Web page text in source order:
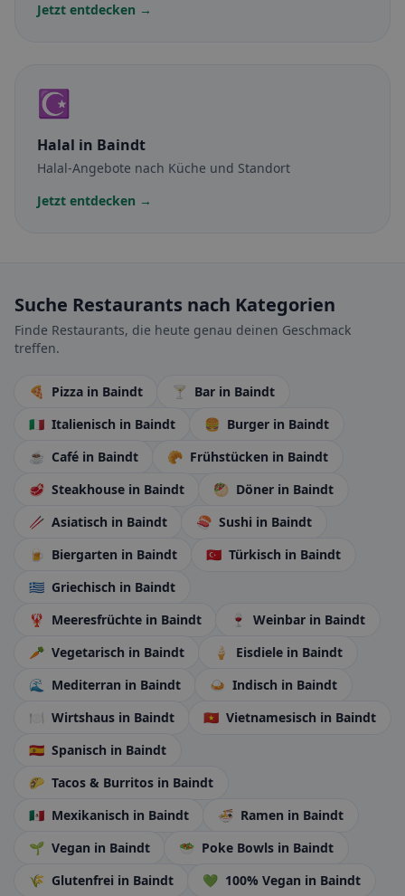
Jetzt entdecken →
☪️
Halal in Baindt
Halal-Angebote nach Küche und Standort
Jetzt entdecken →
Suche Restaurants nach Kategorien
Finde Restaurants, die heute genau deinen Geschmack
treffen.
🍕 Pizza in Baindt 🍸 Bar in Baindt
🇮🇹 Italienisch in Baindt 🍔 Burger in Baindt
☕ Café in Baindt 🥐 Frühstücken in Baindt
🥩 Steakhouse in Baindt 🥙 Döner in Baindt
🥢 Asiatisch in Baindt 🍣 Sushi in Baindt
🍺 Biergarten in Baindt 🇹🇷 Türkisch in Baindt
🇬🇷 Griechisch in Baindt
🦞 Meeresfrüchte in Baindt 🍷 Weinbar in Baindt
🥕 Vegetarisch in Baindt 🍦 Eisdiele in Baindt
🌊
Mediterran in Baindt 🍛 Indisch in Baindt
🍽️ Wirtshaus in Baindt 🇻🇳 Vietnamesisch in Baindt
🇪🇸 Spanisch in Baindt
🌮 Tacos & Burritos in Baindt
🇲🇽 Mexikanisch in Baindt 🍜 Ramen in Baindt
🌱 Vegan in Baindt 🥗 Poke Bowls in Baindt
🌾 Glutenfrei in Baindt 💚 100% Vegan in Baindt